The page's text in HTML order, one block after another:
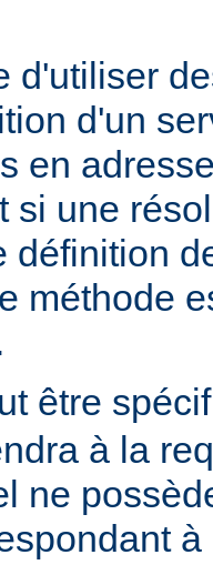
d'utiliser
d'un
en
si une
définition
méthode
être
à la
ne